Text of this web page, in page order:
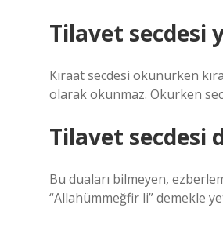
Tilavet secdesi
Kıraat secdesi okunurken
olarak okunmaz. Okurken
Tilavet secdesi
Bu duaları bilmeyen,
“Allahümmeğfir li” demekle